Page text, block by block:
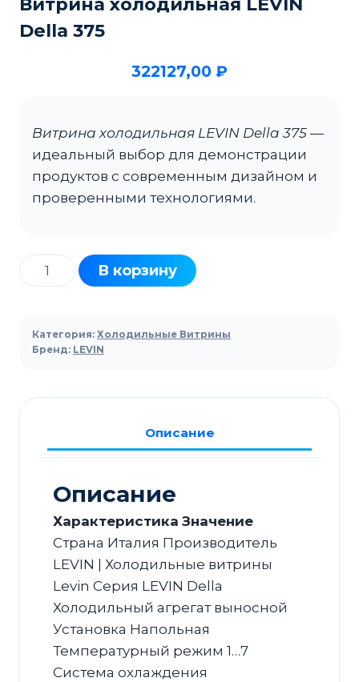
Della 375
322127,00 ₽
Витрина холодильная LEVIN Della 375 —
идеальный выбор для демонстрации
продуктов с современным дизайном и
проверенными технологиями.
Количество
товара
холодильная
LEVIN
375
В корзину
Категория: Холодильные Витрины
Бренд: LEVIN
Описание
Описание
Характеристика Значение
Страна Италия Производитель
LEVIN | Холодильные витрины
Levin Серия LEVIN Della
Холодильный агрегат выносной
Установка Напольная
Температурный режим 1…7
Система охлаждения